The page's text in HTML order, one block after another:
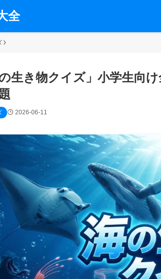
全
の生き物クイズ」小学生向
2026-06-11